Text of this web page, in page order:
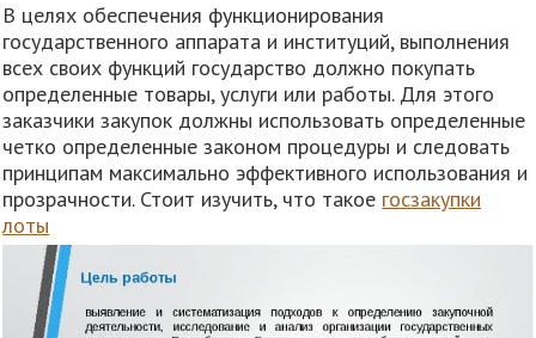
В целях обеспечения функционирования
государственного аппарата и институций, выполнения
всех своих функций государство должно покупать
определенные товары, услуги или работы. Для этого
заказчики закупок должны использовать определенные
четко определенные законом процедуры и следовать
принципам максимально эффективного использования и
прозрачности. Стоит изучить, что такое госзакупки
лоты